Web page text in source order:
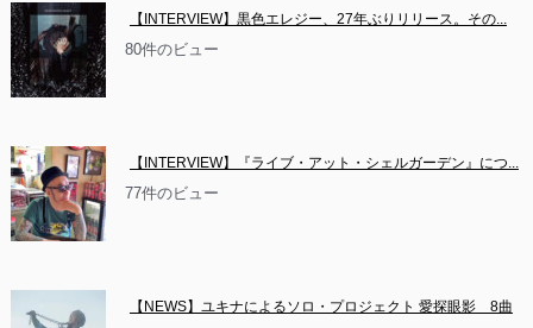
【INTERVIEW】黒色エレジー、27年ぶりリリース。その...
80件のビュー
【INTERVIEW】『ライブ・アット・シェルガーデン』につ...
77件のビュー
【NEWS】ユキナによるソロ・プロジェクト 愛探眼影　8曲